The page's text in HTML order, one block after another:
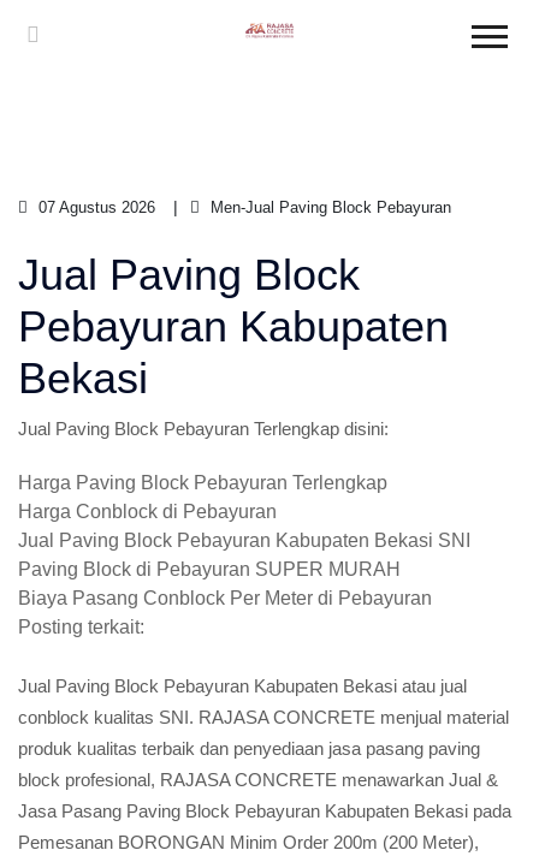
07 Agustus 2026 Men-Jual Paving Block Pebayuran
Jual Paving Block
Pebayuran Kabupaten
Bekasi
Jual Paving Block Pebayuran Terlengkap disini:
Harga Paving Block Pebayuran Terlengkap
Harga Conblock di Pebayuran
Jual Paving Block Pebayuran Kabupaten Bekasi SNI
Paving Block di Pebayuran SUPER MURAH
Biaya Pasang Conblock Per Meter di Pebayuran
Posting terkait:
Jual Paving Block Pebayuran Kabupaten Bekasi atau jual
conblock kualitas SNI. RAJASA CONCRETE menjual material
produk kualitas terbaik dan penyediaan jasa pasang paving
block profesional, RAJASA CONCRETE menawarkan Jual &
Jasa Pasang Paving Block Pebayuran Kabupaten Bekasi pada
Pemesanan BORONGAN Minim Order 200m (200 Meter),